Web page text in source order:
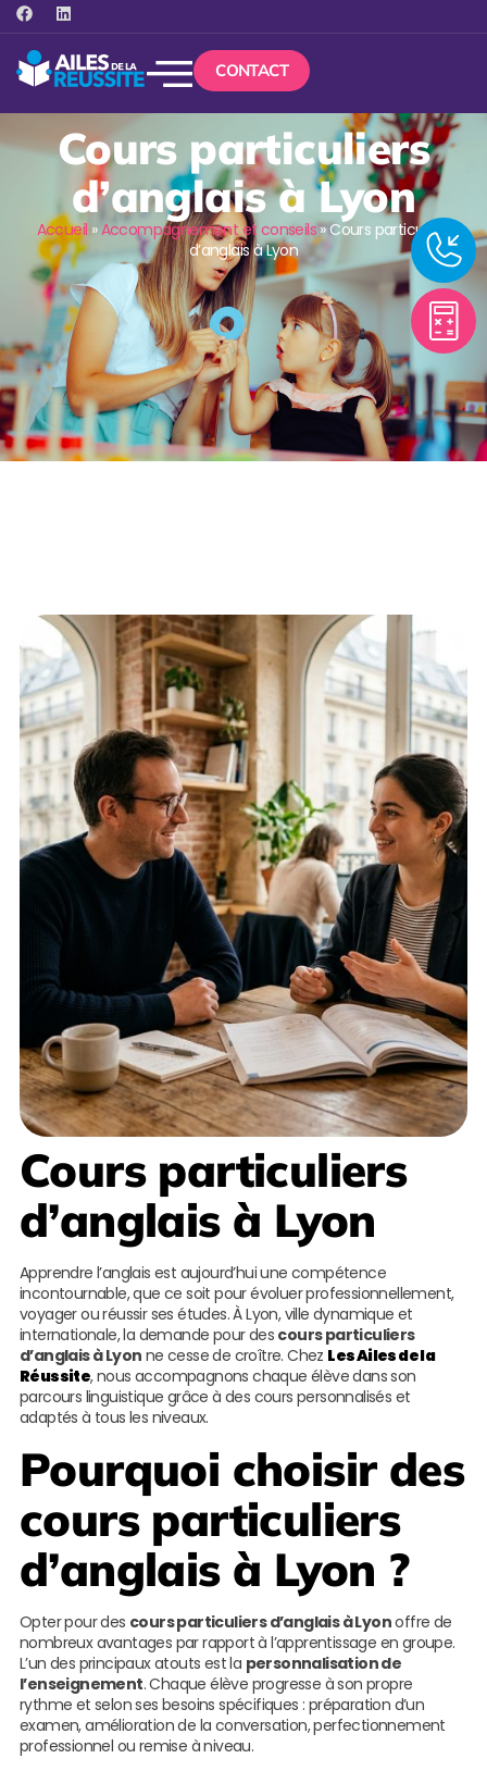
CONTACT
Cours particuliers
d’anglais à Lyon
Accueil »Accompagnement et conseils»Cours particuliers
d’anglais à Lyon
Cours particuliers
d’anglais à Lyon
Apprendre l’anglais est aujourd’hui une compétence
incontournable, que ce soit pour évoluer professionnellement,
voyager ou réussir ses études. À Lyon, ville dynamique et
internationale, la demande pour des cours particuliers
d’anglais à Lyon ne cesse de croître. Chez Les Ailes de la
Réussite, nous accompagnons chaque élève dans son
parcours linguistique grâce à des cours personnalisés et
adaptés à tous les niveaux.
Pourquoi choisir des
cours particuliers
d’anglais à Lyon ?
Opter pour des cours particuliers d’anglais à Lyonoffre de
nombreux avantages par rapport à l’apprentissage en groupe.
L’un des principaux atouts est la personnalisation de
l’enseignement. Chaque élève progresse à son propre
rythme et selon ses besoins spécifiques : préparation d’un
examen, amélioration de la conversation, perfectionnement
professionnel ou remise à niveau.